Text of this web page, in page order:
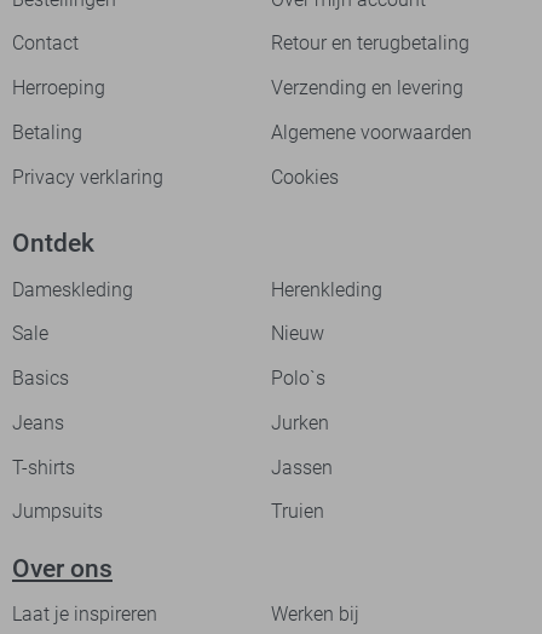
Contact
Retour en terugbetaling
Herroeping
Verzending en levering
Betaling
Algemene voorwaarden
Privacy verklaring
Cookies
Ontdek
Dameskleding
Herenkleding
Sale
Nieuw
Basics
Polo`s
Jeans
Jurken
T-shirts
Jassen
Jumpsuits
Truien
Over ons
Laat je inspireren Werken bij